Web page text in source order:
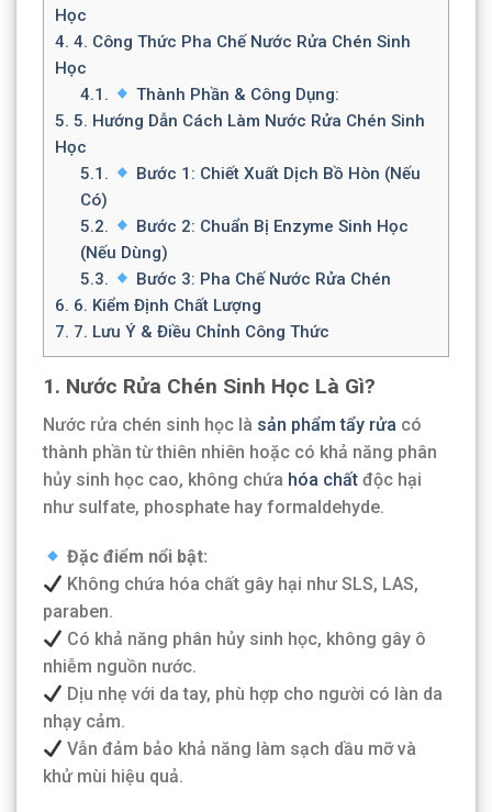
Học
4. 4. Công Thức Pha Chế Nước Rửa Chén Sinh
Học
4.1.
Thành Phần & Công Dụng:
5. 5. Hướng Dẫn Cách Làm Nước Rửa Chén Sinh
Học
5.1.
Bước 1: Chiết Xuất Dịch Bồ Hòn (Nếu
Có)
5.2.
Bước 2: Chuẩn Bị Enzyme Sinh Học
(Nếu Dùng)
5.3.
Bước 3: Pha Chế Nước Rửa Chén
6. 6. Kiểm Định Chất Lượng
7. 7. Lưu Ý & Điều Chỉnh Công Thức
1. Nước Rửa Chén Sinh Học Là Gì?
Nước rửa chén sinh học là sản phẩm tẩy rửa có
thành phần từ thiên nhiên hoặc có khả năng phân
hủy sinh học cao, không chứa hóa chất độc hại
như sulfate, phosphate hay formaldehyde.
Đặc điểm nổi bật:
Không chứa hóa chất gây hại như SLS, LAS,
paraben.
Có khả năng phân hủy sinh học, không gây ô
nhiễm nguồn nước.
Dịu nhẹ với da tay, phù hợp cho người có làn da
nhạy cảm.
Vẫn đảm bảo khả năng làm sạch dầu mỡ và
khử mùi hiệu quả.